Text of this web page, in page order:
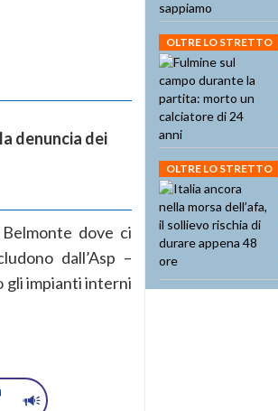
denuncia dei
dove ci
dall’Asp –
gli impianti interni
OLTRE LO STRETTO
OLTRE LO STRETTO